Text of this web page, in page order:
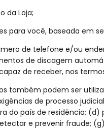
da Loja;
para você, baseada em
de telefone e/ou
de discagem
de receber, nos
também podem ser
de processo
do país de residência;
e prevenir fraude;